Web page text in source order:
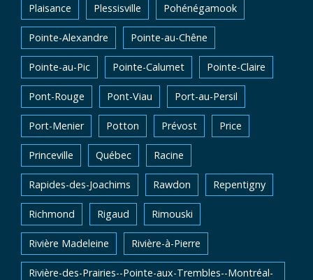
Plaisance Plessisville Pohénégamook
Pointe-Alexandre Pointe-au-Chêne
Pointe-au-Pic Pointe-Calumet Pointe-Claire
Pont-Rouge Pont-Viau Port-au-Persil
Port-Menier Potton Prévost Price
Princeville Québec Racine
Rapides-des-Joachims Rawdon Repentigny
Richmond Rigaud Rimouski
Rivière Madeleine Rivière-à-Pierre
Rivière-des-Prairies--Pointe-aux-Trembles--Montréal-